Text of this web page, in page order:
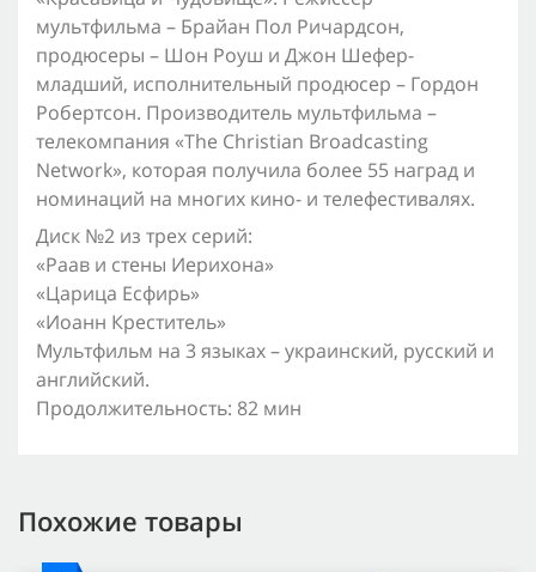
мультфильма – Брайан Пол Ричардсон,
продюсеры – Шон Роуш и Джон Шефер-
младший, исполнительный продюсер – Гордон
Робертсон. Производитель мультфильма –
телекомпания «The Christian Broadcasting
Network», которая получила более 55 наград и
номинаций на многих кино- и телефестивалях.
Диск №2 из трех серий:
«Раав и стены Иерихона»
«Царица Есфирь»
«Иоанн Креститель»
Мультфильм на 3 языках – украинский, русский и
английский.
Продолжительность: 82 мин
Похожие товары